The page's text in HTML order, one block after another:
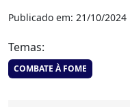
Publicado em: 21/10/2024
Temas:
COMBATE À FOME